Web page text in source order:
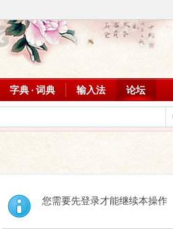
字典 · 词典 输入法 论坛
您需要先登录才能继续本操作